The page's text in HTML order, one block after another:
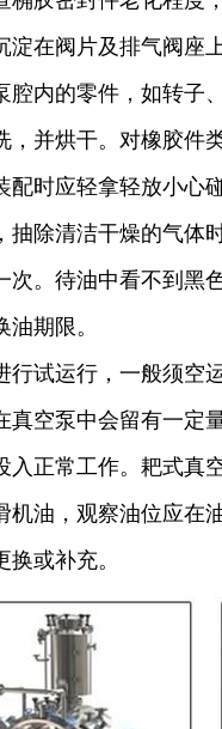
淀在阀片及排气阀座
腔内的零件，如转子
，并烘干。对橡胶件
配时应轻拿轻放小心碰
抽除清洁干燥的气体
次。待油中看不到黑
期限。
行试运行，一般须空
真空泵中会留有一定
入正常工作。耙式真
机油，观察油位应在
或补充。